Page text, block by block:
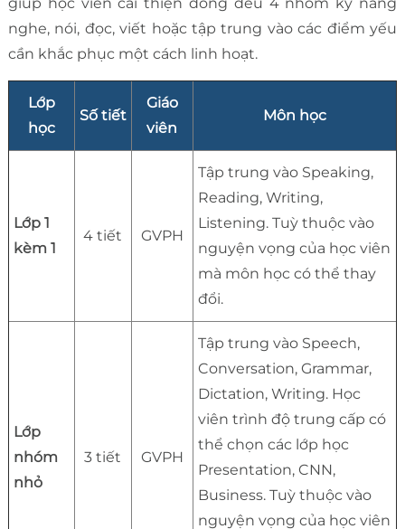
nghe, nói, đọc, viết hoặc tập trung vào các điểm yếu
cần khắc phục một cách linh hoạt.
Lớp
học
Số tiết
Giáo
viên
Môn học
Lớp 1
kèm 1
4 tiết GVPH
Tập trung vào Speaking,
Reading, Writing,
Listening. Tuỳ thuộc vào
nguyện vọng của học viên
mà môn học có thể thay
đổi.
Lớp
nhóm
nhỏ
3 tiết GVPH
Tập trung vào Speech,
Conversation, Grammar,
Dictation, Writing. Học
viên trình độ trung cấp có
thể chọn các lớp học
Presentation, CNN,
Business. Tuỳ thuộc vào
nguyện vọng của học viên